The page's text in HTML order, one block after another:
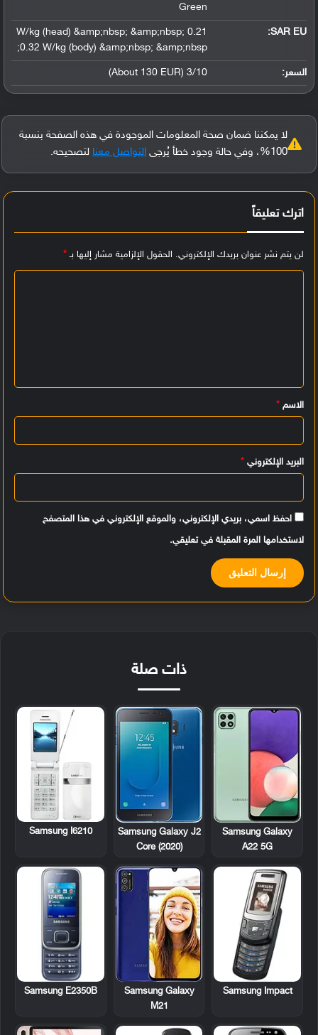
Green
SAR EU:
0.21 W/kg (head) &amp;nbsp; &amp;nbsp;
0.32 W/kg (body) &amp;nbsp; &amp;nbsp;
السعر: 3/10 (About 130 EUR)
لا يمكننا ضمان صحة المعلومات الموجودة في هذه الصفحة بنسبة
100%، وفي حالة وجود خطأ يُرجى
التواصل معنا لتصحيحه.
اترك تعليقاً
لن يتم نشر عنوان بريدك الإلكتروني. الحقول الإلزامية مشار إليها بـ*
ي
ق
الاسم *
البريد الإلكتروني *
احفظ اسمي، بريدي الإلكتروني، والموقع الإلكتروني في هذا المتصفح
لاستخدامها المرة المقبلة في تعليقي.
ذات صلة
Samsung Galaxy
A22 5G
Samsung Galaxy J2
Core (2020)
Samsung I6210
Samsung Impact
Samsung Galaxy
M21
Samsung E2350B